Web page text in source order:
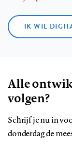
IK WIL
Alle
volgen?
Schrijf je nu in
donderdag de